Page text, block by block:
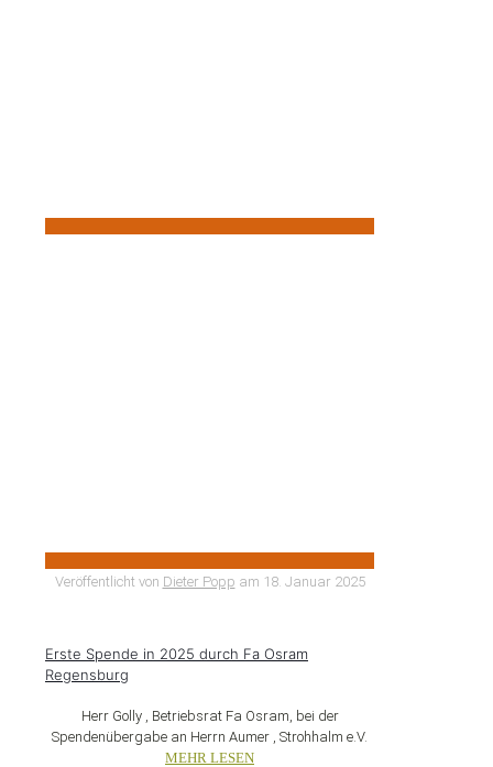
Veröffentlicht von Dieter Popp am 18. Januar 2025
Erste Spende in 2025 durch Fa Osram
Regensburg
Herr Golly , Betriebsrat Fa Osram, bei der
Spendenübergabe an Herrn Aumer , Strohhalm e.V.
MEHR LESEN